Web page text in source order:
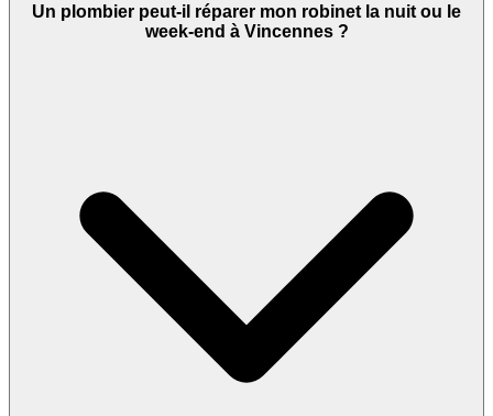
Un plombier peut-il réparer mon robinet la nuit ou le
week-end à Vincennes ?